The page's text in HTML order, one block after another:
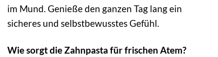
im Mund. Genieße den ganzen Tag lang ein
sicheres und selbstbewusstes Gefühl.
Wie sorgt die Zahnpasta für frischen Atem?